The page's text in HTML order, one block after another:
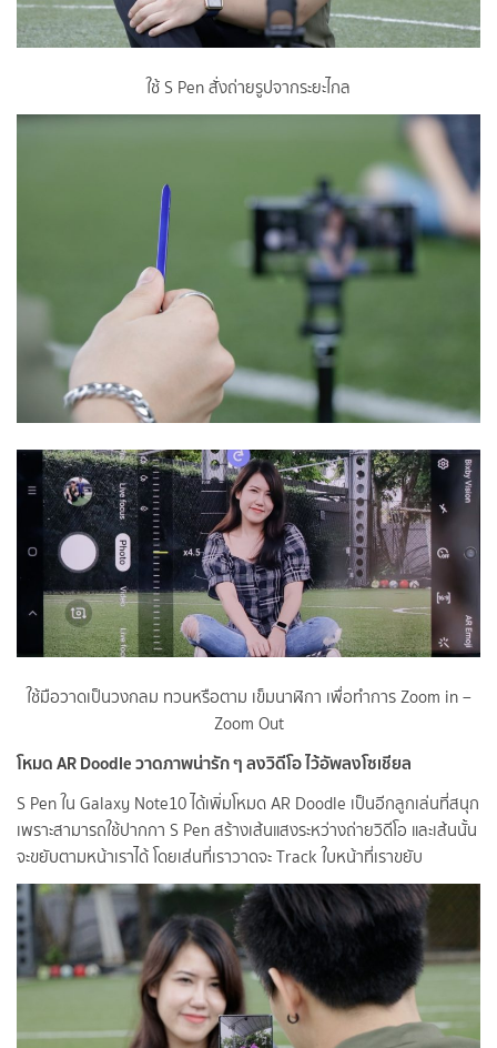
ใช้ S Pen สั่งถ่ายรูปจากระยะไกล
ใช้มือวาดเป็นวงกลม ทวนหรือตาม เข็มนาฬิกา เพื่อทำการ Zoom in –
Zoom Out
โหมด AR Doodle วาดภาพน่ารัก ๆ ลงวิดีโอ ไว้อัพลงโซเชียล
S Pen ใน Galaxy Note10 ได้เพิ่มโหมด AR Doodle เป็นอีกลูกเล่นที่สนุก
เพราะสามารถใช้ปากกา S Pen สร้างเส้นแสงระหว่างถ่ายวิดีโอ และเส้นนั้น
จะขยับตามหน้าเราได้ โดยเส่นที่เราวาดจะ Track ใบหน้าที่เราขยับ